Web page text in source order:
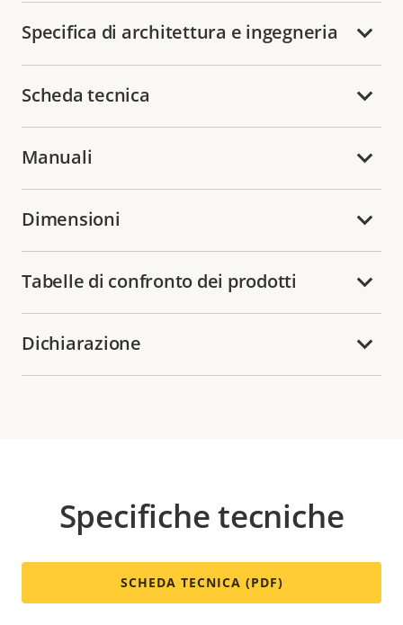
Specifica di architettura e ingegneria
Scheda tecnica
Manuali
Dimensioni
Tabelle di confronto dei prodotti
Dichiarazione
Specifiche tecniche
SCHEDA TECNICA (PDF)